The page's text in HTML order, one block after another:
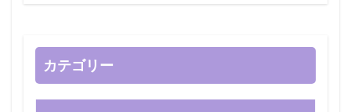
カテゴリー